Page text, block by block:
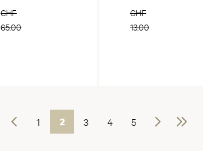
CHF
65.00
CHF
13.00
Vorherige 1 2 3 4 5 Weiter Letzte